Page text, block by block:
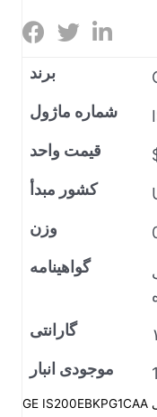
برند
شماره ماژول
قیمت واحد
کشور مبدأ
وزن
گواهینامه
گارانتی
موجودی انبار
GE IS200EBKPG1CAA بهعنوان یک قطعه حیاتی PCB در سیستمهای